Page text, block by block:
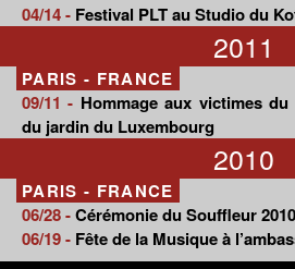
04/14 - Festival PLT au Studio du
2011
PARIS - FRANCE
09/11 - Hommage aux victimes
du jardin du Luxembourg
2010
PARIS - FRANCE
06/28 -Cérémonie du Souffleur
06/19 - Fête de la Musique à